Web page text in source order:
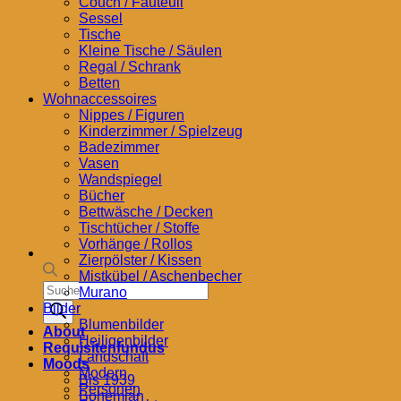
Products
search
About
Requisitenfundus
Moods
Bis 1939
Bohemian
Sessel
Tische
Kleine Tische / Säulen
Regal / Schrank
Betten
Wohnaccessoires
Nippes / Figuren
Kinderzimmer / Spielzeug
Badezimmer
Vasen
Wandspiegel
Bücher
Bettwäsche / Decken
Tischtücher / Stoffe
Vorhänge / Rollos
Zierpölster / Kissen
Mistkübel / Aschenbecher
Murano
Bilder
Blumenbilder
Heiligenbilder
Landschaft
Modern
Personen